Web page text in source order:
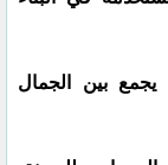
بين الجمال